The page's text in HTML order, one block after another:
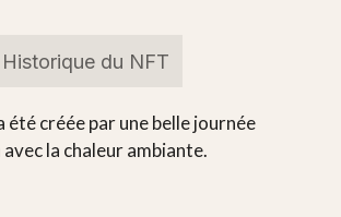
Historique du NFT
été créée par une belle journée
avec la chaleur ambiante.